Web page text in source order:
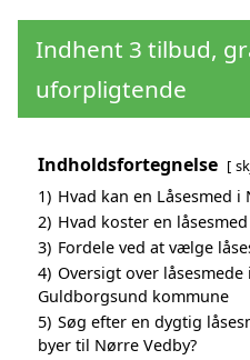
Indhent 3 tilbud,
uforpligtende
Indholdsfortegnelse
1) Hvad kan en Låsesmed
2) Hvad koster en
3) Fordele ved at vælge
4) Oversigt over
Guldborgsund kommune
5) Søg efter en dygtig
byer til Nørre Vedby?